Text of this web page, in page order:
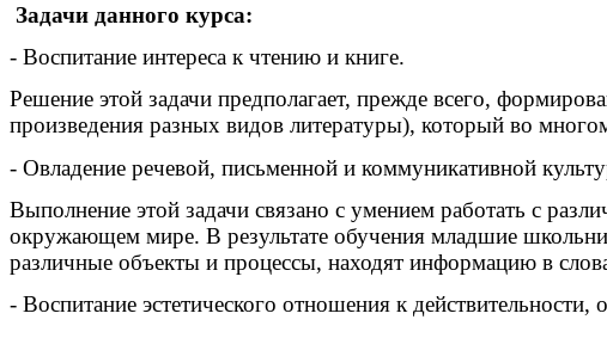
Задачи данного курса:
- Воспитание интереса к чтению и книге.
Решение этой задачи предполагает, прежде всего,
произведения разных видов литературы), который во
- Овладение речевой, письменной и коммуникативной
Выполнение этой задачи связано с умением работать с
окружающем мире. В результате обучения младшие
различные объекты и процессы, находят информацию в
- Воспитание эстетического отношения к